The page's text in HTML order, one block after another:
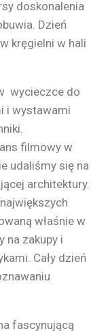
doskonalenia
Dzień
kręgielni w hali
wycieczce do
i wystawami
filmowy w
udaliśmy się na
architektury.
właśnie w
na zakupy i
Cały dzień
fascynującą